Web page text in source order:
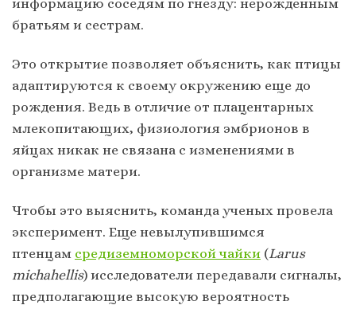
информацию соседям по гнезду: нерожденным
братьям и сестрам.
Это открытие позволяет объяснить, как птицы
адаптируются к своему окружению еще до
рождения. Ведь в отличие от плацентарных
млекопитающих, физиология эмбрионов в
яйцах никак не связана с изменениями в
организме матери.
Чтобы это выяснить, команда ученых провела
эксперимент. Еще невылупившимся
птенцам средиземноморской чайки (Larus
michahellis) исследователи передавали сигналы,
предполагающие высокую вероятность